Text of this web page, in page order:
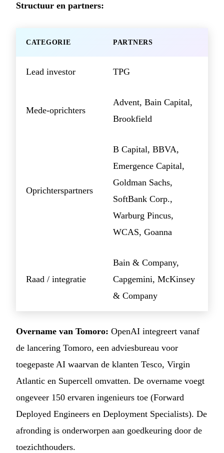
Structuur en partners:
CATEGORIE PARTNERS
Lead investor TPG
Mede-oprichters
Advent, Bain Capital,
Brookfield
Oprichterspartners
B Capital, BBVA,
Emergence Capital,
Goldman Sachs,
SoftBank Corp.,
Warburg Pincus,
WCAS, Goanna
Raad / integratie
Bain & Company,
Capgemini, McKinsey
& Company
Overname van Tomoro: OpenAI integreert vanaf
de lancering Tomoro, een adviesbureau voor
toegepaste AI waarvan de klanten Tesco, Virgin
Atlantic en Supercell omvatten. De overname voegt
ongeveer 150 ervaren ingenieurs toe (Forward
Deployed Engineers en Deployment Specialists). De
afronding is onderworpen aan goedkeuring door de
toezichthouders.